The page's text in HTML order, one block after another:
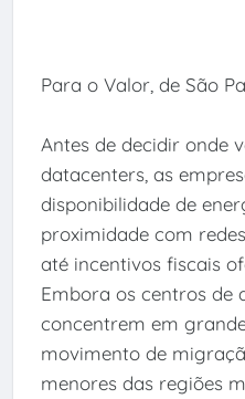
Para o Valor, de São
Antes de decidir onde
datacenters, as
disponibilidade de
proximidade com
até incentivos fiscais
Embora os centros de
concentrem em
movimento de
menores das regiões